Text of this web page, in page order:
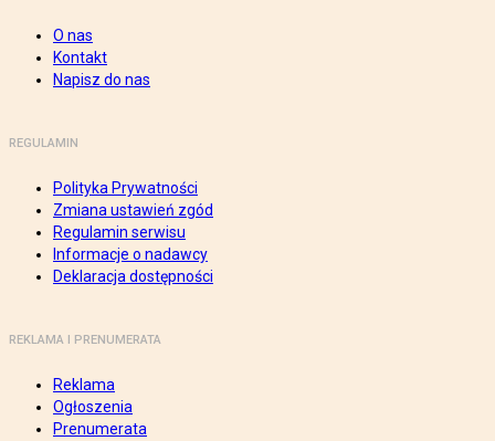
O nas
Kontakt
Napisz do nas
REGULAMIN
Polityka Prywatności
Zmiana ustawień zgód
Regulamin serwisu
Informacje o nadawcy
Deklaracja dostępności
REKLAMA I PRENUMERATA
Reklama
Ogłoszenia
Prenumerata